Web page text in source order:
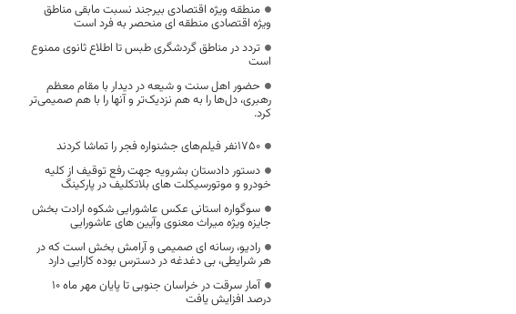
منطقه ویژه اقتصادی بیرجند نسبت مابقی مناطق
ویژه اقتصادی منطقه ای منحصر به فرد است
تردد در مناطق گردشگری طبس تا اطلاع ثانوی ممنوع
است
حضور اهل سنت و شیعه در دیدار با مقام معظم
رهبری، دل‌ها را به هم نزدیک‌تر و آنها را با هم صمیمی‌تر
کرد.
۱۷۵۰نفر فیلم‌های جشنواره فجر را تماشا کردند
دستور دادستان‌ بشرویه جهت رفع توقیف از کلیه
خودرو و موتورسیکلت های بلاتکلیف در پارکینگ
سوگواره استانی عکس عاشورایی شکوه ارادت بخش
جایزه ویژه میراث معنوی وآیین های عاشورایی
رادیو، رسانه ای صمیمى و آرامش بخش‌ است که در
هر شرایطی، بی دغدغه در دسترس بوده کارایی دارد
آمار سرقت در خراسان جنوبی تا پایان مهر ماه ۱۰
درصد افزایش یافت